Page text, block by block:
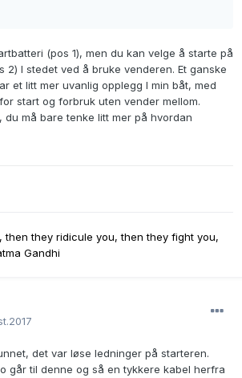
(pos 1), men du kan velge å starte på
2) I stedet ved å bruke venderen. Et ganske
et litt mer uvanlig opplegg I min båt, med
start og forbruk uten vender mellom.
du må bare tenke litt mer på hvordan
then they ridicule you, then they fight you,
Gandhi
det var løse ledninger på starteren.
går til denne og så en tykkere kabel herfra